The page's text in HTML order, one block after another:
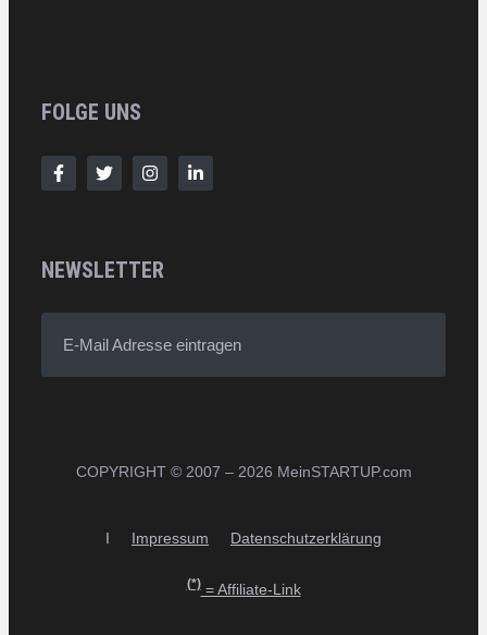
FOLGE UNS
NEWSLETTER
E-Mail Adresse eintragen
COPYRIGHT © 2007 – 2026 MeinSTARTUP.com
I Impressum Datenschutzerklärung
(*)= Affiliate-Link